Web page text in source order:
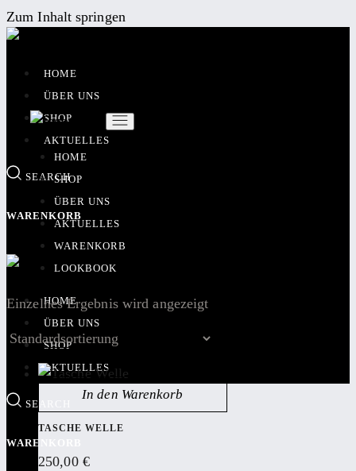
Zum Inhalt springen
HOME
ÜBER UNS
SHOP
AKTUELLES
SEARCH
WARENKORB
HOME
ÜBER UNS
SHOP
AKTUELLES
SEARCH
WARENKORB
HOME
SHOP
ÜBER UNS
AKTUELLES
WARENKORB
LOOKBOOK
Einzelnes Ergebnis wird angezeigt
In den Warenkorb
TASCHE WELLE
250,00 €